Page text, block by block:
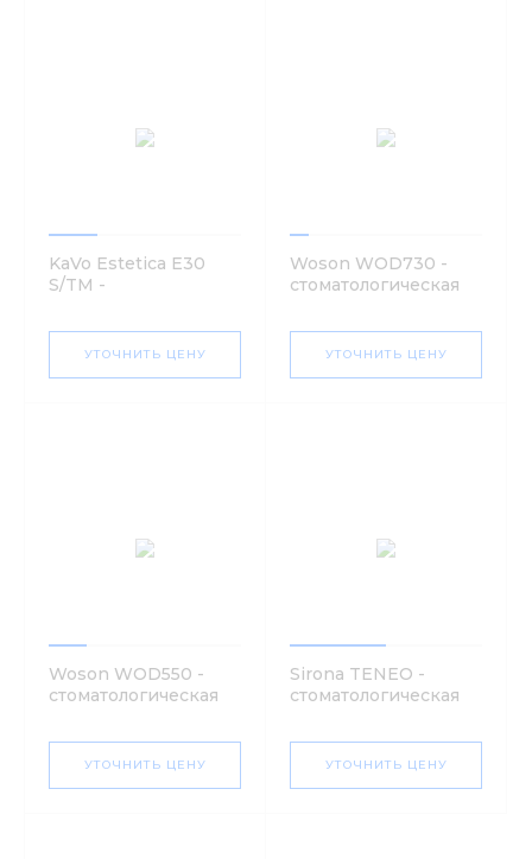
KaVo Estetica E30
S/TM -
установка
УТОЧНИТЬ ЦЕНУ
Woson WOD730 -
стоматологическая
УТОЧНИТЬ ЦЕНУ
Woson WOD550 -
стоматологическая
УТОЧНИТЬ ЦЕНУ
Sirona TENEO -
стоматологическая
УТОЧНИТЬ ЦЕНУ